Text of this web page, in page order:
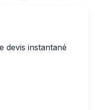
devis instantané